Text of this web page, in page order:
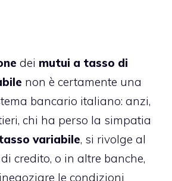
dei mutui a tasso di
non è certamente una
bancario italiano: anzi,
chi ha perso la simpatia
variabile, si rivolge al
credito, o in altre banche,
le condizioni